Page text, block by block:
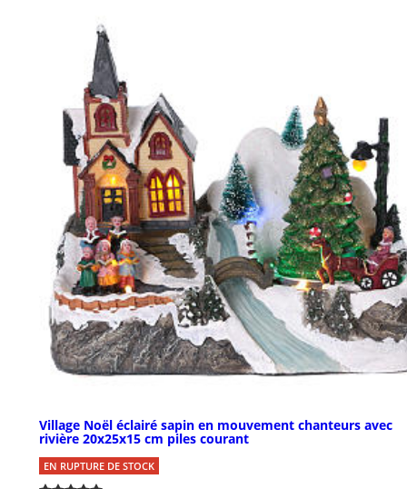
Village Noël éclairé sapin en mouvement chanteurs avec
rivière 20x25x15 cm piles courant
EN RUPTURE DE STOCK